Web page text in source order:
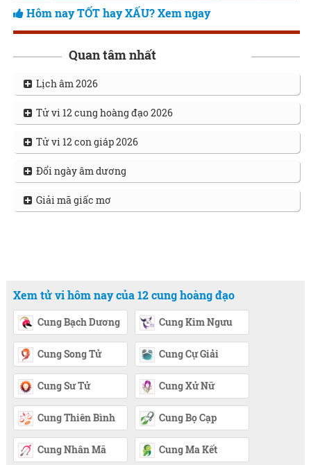
Hôm nay TỐT hay XẤU? Xem ngay
Quan tâm nhất
Lịch âm 2026
Tử vi 12 cung hoàng đạo 2026
Tử vi 12 con giáp 2026
Đổi ngày âm dương
Giải mã giấc mơ
Xem tử vi hôm nay của 12 cung hoàng đạo
Cung Bạch Dương Cung Kim Ngưu
Cung Song Tử Cung Cự Giải
Cung Sư Tử Cung Xử Nữ
Cung Thiên Bình Cung Bọ Cạp
Cung Nhân Mã Cung Ma Kết